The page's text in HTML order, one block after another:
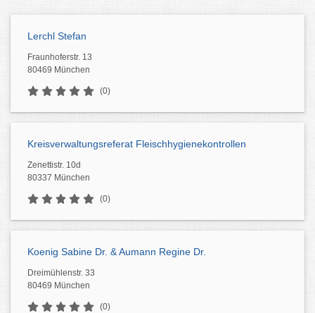
Lerchl Stefan
Fraunhoferstr. 13
80469 München
(0)
Kreisverwaltungsreferat Fleischhygienekontrollen
Zenettistr. 10d
80337 München
(0)
Koenig Sabine Dr. & Aumann Regine Dr.
Dreimühlenstr. 33
80469 München
(0)